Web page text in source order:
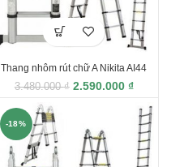
Thang nhôm rút chữ A Nikita AI44
3.480.000₫ 2.590.000 ₫
-18%